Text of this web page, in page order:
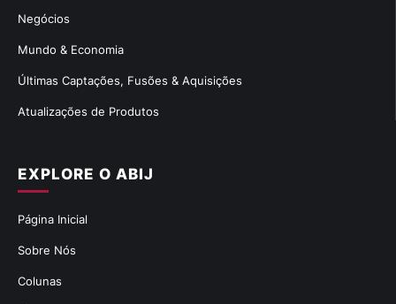
EXPLORE O ABIJ
Página Inicial
Sobre Nós
Colunas
Negócios
Mundo & Economia
Últimas Captações, Fusões & Aquisições
Atualizações de Produtos